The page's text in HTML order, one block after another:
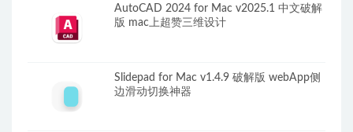
AutoCAD 2024 for Mac v2025.1 中文破解
版 mac上超赞三维设计
Slidepad for Mac v1.4.9 破解版 webApp侧
边滑动切换神器